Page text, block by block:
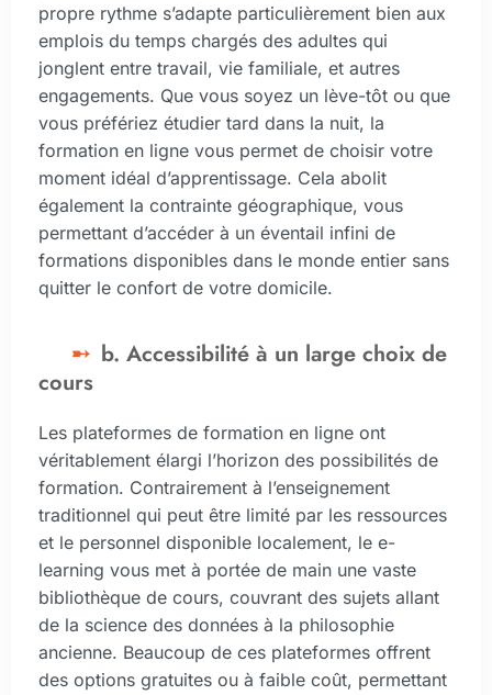
propre rythme s’adapte particulièrement bien aux
emplois du temps chargés des adultes qui
jonglent entre travail, vie familiale, et autres
engagements. Que vous soyez un lève-tôt ou que
vous préfériez étudier tard dans la nuit, la
formation en ligne vous permet de choisir votre
moment idéal d’apprentissage. Cela abolit
également la contrainte géographique, vous
permettant d’accéder à un éventail infini de
formations disponibles dans le monde entier sans
quitter le confort de votre domicile.
b. Accessibilité à un large choix de
cours
Les plateformes de formation en ligne ont
véritablement élargi l’horizon des possibilités de
formation. Contrairement à l’enseignement
traditionnel qui peut être limité par les ressources
et le personnel disponible localement, le e-
learning vous met à portée de main une vaste
bibliothèque de cours, couvrant des sujets allant
de la science des données à la philosophie
ancienne. Beaucoup de ces plateformes offrent
des options gratuites ou à faible coût, permettant